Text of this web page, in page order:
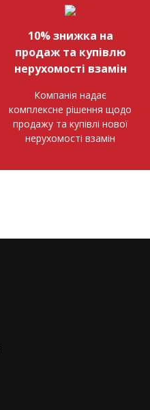
10% знижка на
продаж та купівлю
нерухомості взамін
Компанія надає
комплексне рішення щодо
продажу та купівлі нової
нерухомості взамін